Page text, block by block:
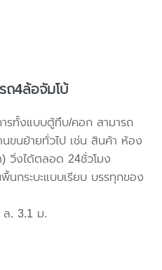
4ล้อจัมโบ้
รทั้งแบบตู้ทึบ/คอก สามารถ
นขนย้ายทั่วไป เช่น สินค้า ห้อง
วิ่งได้ตลอด 24ชั่วโมง
นกระบะแบบเรียบ บรรทุกของ
. 3.1 ม.